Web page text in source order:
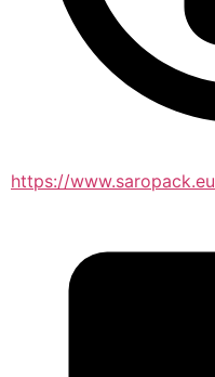
https://www.saropack.eu